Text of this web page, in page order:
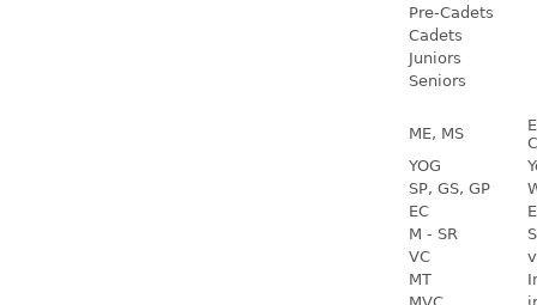
Pre-Cadets
Cadets
Juniors
Seniors
ME, MS
YOG
SP, GS, GP
EC
M - SR
VC
MT